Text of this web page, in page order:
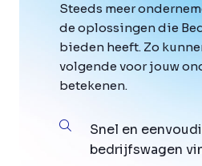
Steeds meer
de oplossingen die
bieden heeft. Zo
volgende voor jouw
betekenen.
Snel en
bedrijfswagen